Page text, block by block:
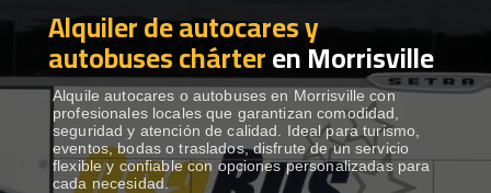
ALQUILER DE AUTOCARES
DESTINOS Show dropdown
RECORRIDAS Show dropdown
Alquiler de autocares y
autobuses chárteren Morrisville
Alquile autocares o autobuses en Morrisville con
profesionales locales que garantizan comodidad,
seguridad y atención de calidad. Ideal para turismo,
eventos, bodas o traslados, disfrute de un servicio
flexible y confiable con opciones personalizadas para
cada necesidad.